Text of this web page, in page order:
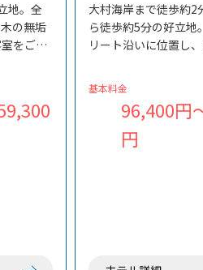
地。全
の無垢
をご用
、気軽
な旅行
す。
ップを
もおす
大村海岸まで徒歩約2
ら徒歩約5分の好立地
リート沿いに位置し、
利な宿です。
2019年にリニューア
全室エアコン・冷蔵
に過ごせます。
朝食・夕食をご用意
基本料金
96,400円
円